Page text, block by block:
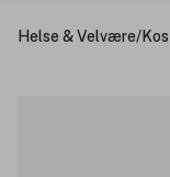
Helse & Velvære/